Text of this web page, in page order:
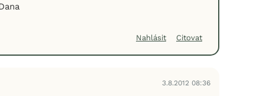
Nahlásit Citovat
3.8.2012 08:36